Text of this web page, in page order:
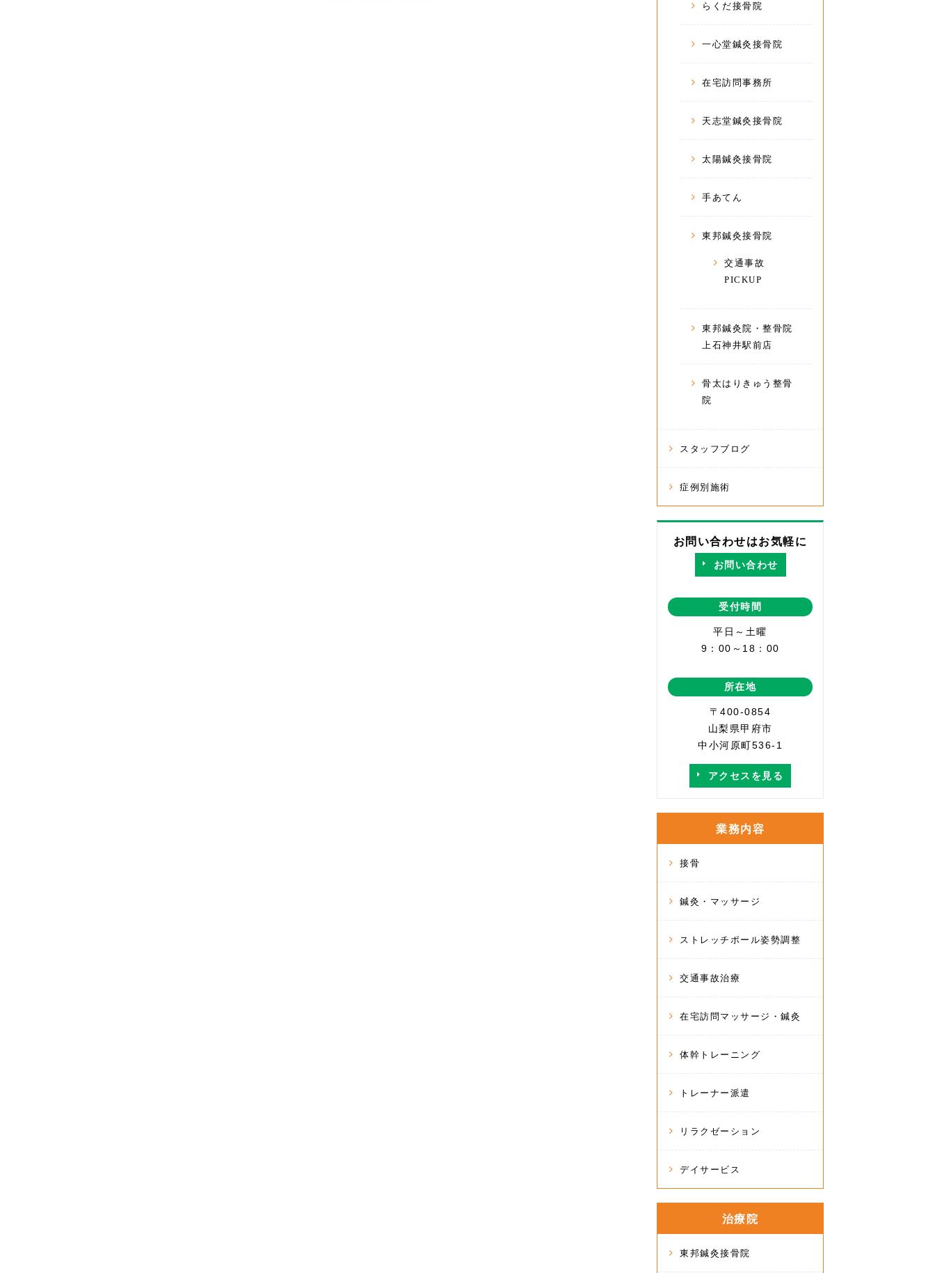
らくだ接骨院
一心堂鍼灸接骨院
在宅訪問事務所
天志堂鍼灸接骨院
太陽鍼灸接骨院
手あてん
東邦鍼灸接骨院
交通事故
PICKUP
東邦鍼灸院・整骨院
上石神井駅前店
骨太はりきゅう整骨
院
スタッフブログ
症例別施術
お問い合わせはお気軽に
お問い合わせ
受付時間
平日～土曜
9：00～18：00
所在地
〒400-0854
山梨県甲府市
中小河原町536-1
アクセスを見る
業務内容
接骨
鍼灸・マッサージ
ストレッチポール姿勢調整
交通事故治療
在宅訪問マッサージ・鍼灸
体幹トレーニング
トレーナー派遣
リラクゼーション
デイサービス
治療院
東邦鍼灸接骨院